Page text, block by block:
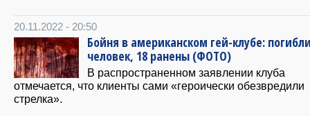
20.11.2022 - 20:50
Бойня в американском гей-клубе:
человек, 18 ранены (ФОТО)
В распространенном заявлении клуба
отмечается, что клиенты сами «героически обезвредили
стрелка».